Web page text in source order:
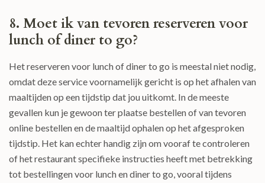
8. Moet ik van tevoren reserveren voor
lunch of diner to go?
Het reserveren voor lunch of diner to go is meestal niet nodig,
omdat deze service voornamelijk gericht is op het afhalen van
maaltijden op een tijdstip dat jou uitkomt. In de meeste
gevallen kun je gewoon ter plaatse bestellen of van tevoren
online bestellen en de maaltijd ophalen op het afgesproken
tijdstip. Het kan echter handig zijn om vooraf te controleren
of het restaurant specifieke instructies heeft met betrekking
tot bestellingen voor lunch en diner to go, vooral tijdens